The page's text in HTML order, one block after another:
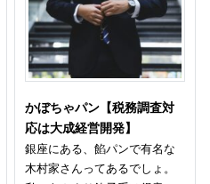
かぼちゃパン【税務調査対
応は大成経営開発】
銀座にある、餡パンで有名な
木村家さんってあるでしょ。